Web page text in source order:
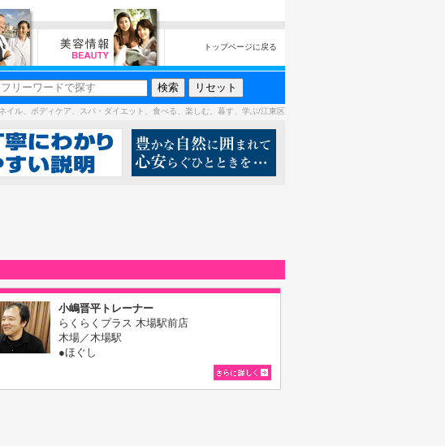
トップページに戻る
イル、ボディケア、スパ・ダイエット、食べる、楽しむ、暮す、学ぶ/江東区
小嶋晋平トレーナー
らくらくプラス 木場駅前店
木場／木場駅
●ほぐし